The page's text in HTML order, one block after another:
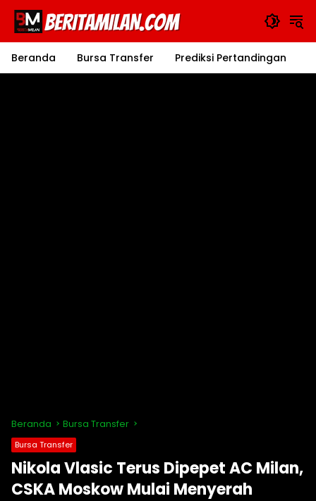
Langsung
konten
Beranda
Bursa Transfer Prediksi Pertandingan
Beranda Bursa Transfer
Bursa Transfer
Nikola Vlasic Terus Dipepet AC Milan,
CSKA Moskow Mulai Menyerah